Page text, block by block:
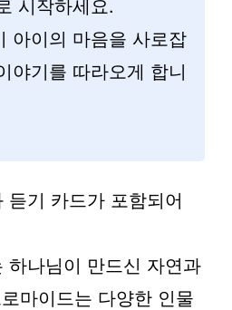
시작하세요.
아이의 마음을 사로잡
야기를 따라오게 합니
듣기 카드가 포함되어
하나님이 만드신 자연과
마이드는 다양한 인물